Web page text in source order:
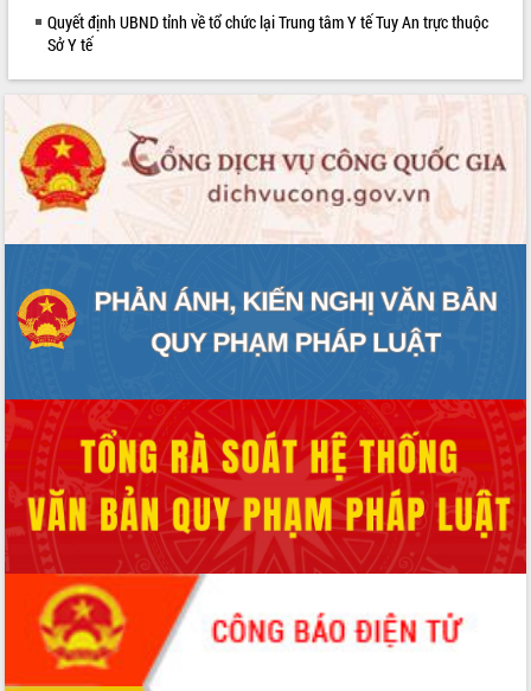
Bí thư Tỉnh ủy Lương Nguyễn Minh
cách mạng
văn hóa, thể thao đáp ứng yêu cầu
phát triển mới
Thường trực HĐND tỉnh Đắk Lắk gặp
mặt Đoàn chuyên gia y tế TP. Hồ Chí
tại Nghĩa trang Liệt sĩ xã Sơn Hòa
Bàn giải pháp tháo gỡ khó khăn trong
xuất khẩu sầu riêng và triển khai quy
Thứ trưởng Bộ Nông nghiệp và Môi
trường Nguyễn Hoàng Hiệp khảo sát
vùng trồng và doanh nghiệp đóng gói
sầu riêng tại Đắk Lắk
Trình diễn nghệ thuật chế biến các
món ăn từ sầu riêng
Đắk Lắk công bố Quy hoạch và xúc
tiến đầu tư tỉnh
Ngành cá ngừ Đắk Lắk chủ động thích
ứng để giữ vững thị trường xuất khẩu
Diễn đàn Kinh tế tư nhân Việt Nam đột
phá cơ chế - Hợp tác công tư
LIÊN KẾT WEB
Quyết định UBND tỉnh về tổ chức lại Trung tâm Y tế Tuy An trực thuộc
Sở Y tế